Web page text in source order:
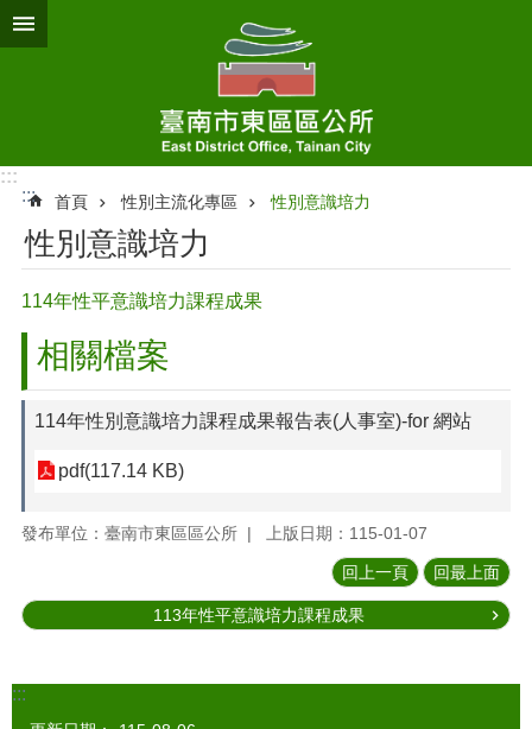
跳到主要內容區塊
:::
:::
首頁 性別主流化專區 性別意識培力
性別意識培力
114年性平意識培力課程成果
相關檔案
114年性別意識培力課程成果報告表(人事室)-for 網站
pdf(117.14 KB)
發布單位：臺南市東區區公所 上版日期：115-01-07
回上一頁 回最上面
113年性平意識培力課程成果
:::